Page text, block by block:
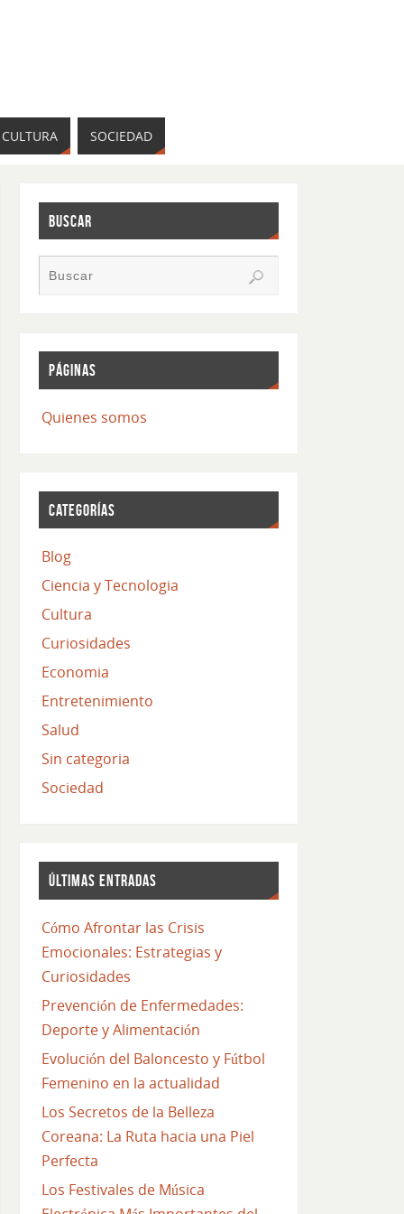
CULTURA SOCIEDAD
BUSCAR
PÁGINAS
Quienes somos
CATEGORÍAS
Blog
Ciencia y Tecnologia
Cultura
Curiosidades
Economia
Entretenimiento
Salud
Sin categoria
Sociedad
ÚLTIMAS ENTRADAS
Cómo Afrontar las Crisis
Emocionales: Estrategias y
Curiosidades
Prevención de Enfermedades:
Deporte y Alimentación
Evolución del Baloncesto y Fútbol
Femenino en la actualidad
Los Secretos de la Belleza
Coreana: La Ruta hacia una Piel
Perfecta
Los Festivales de Música